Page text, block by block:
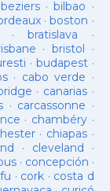
beziers ·bilbao ·
·boston ·
·bratislava ·
· bristol ·
· budapest·
· cabo verde ·
· canarias·
· carcassonne ·
· chambéry·
· chiapas ·
· cleveland ·
· concepción ·
· cork · costa d